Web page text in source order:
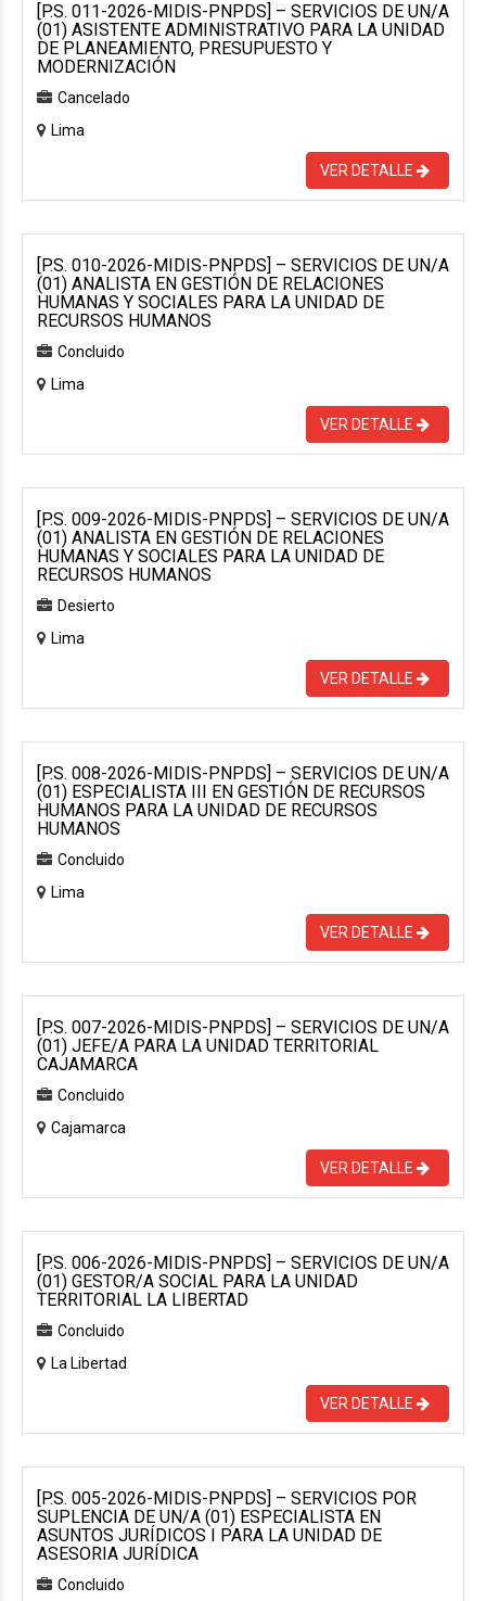
[P.S. 011-2026-MIDIS-PNPDS] – SERVICIOS DE UN/A
(01) ASISTENTE ADMINISTRATIVO PARA LA UNIDAD
DE PLANEAMIENTO, PRESUPUESTO Y
MODERNIZACIÓN
Cancelado
Lima
VER DETALLE
[P.S. 010-2026-MIDIS-PNPDS] – SERVICIOS DE UN/A
(01) ANALISTA EN GESTIÓN DE RELACIONES
HUMANAS Y SOCIALES PARA LA UNIDAD DE
RECURSOS HUMANOS
Concluido
Lima
VER DETALLE
[P.S. 009-2026-MIDIS-PNPDS] – SERVICIOS DE UN/A
(01) ANALISTA EN GESTIÓN DE RELACIONES
HUMANAS Y SOCIALES PARA LA UNIDAD DE
RECURSOS HUMANOS
Desierto
Lima
VER DETALLE
[P.S. 008-2026-MIDIS-PNPDS] – SERVICIOS DE UN/A
(01) ESPECIALISTA III EN GESTIÓN DE RECURSOS
HUMANOS PARA LA UNIDAD DE RECURSOS
HUMANOS
Concluido
Lima
VER DETALLE
[P.S. 007-2026-MIDIS-PNPDS] – SERVICIOS DE UN/A
(01) JEFE/A PARA LA UNIDAD TERRITORIAL
CAJAMARCA
Concluido
Cajamarca
VER DETALLE
[P.S. 006-2026-MIDIS-PNPDS] – SERVICIOS DE UN/A
(01) GESTOR/A SOCIAL PARA LA UNIDAD
TERRITORIAL LA LIBERTAD
Concluido
La Libertad
VER DETALLE
[P.S. 005-2026-MIDIS-PNPDS] – SERVICIOS POR
SUPLENCIA DE UN/A (01) ESPECIALISTA EN
ASUNTOS JURÍDICOS I PARA LA UNIDAD DE
ASESORIA JURÍDICA
Concluido